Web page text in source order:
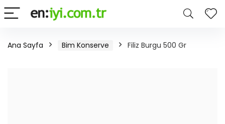
Ana Sayfa Bim Konserve Filiz Burgu 500 Gr